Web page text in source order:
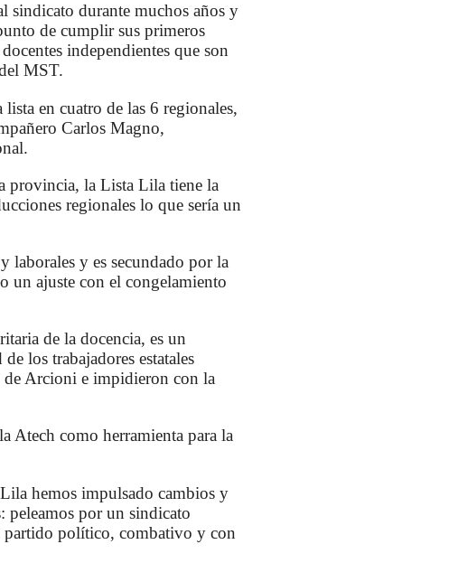
sindicato durante muchos años y
de cumplir sus primeros
independientes que son
MST.
en cuatro de las 6 regionales,
Carlos Magno,
provincia, la Lista Lila tiene la
regionales lo que sería un
laborales y es secundado por la
un ajuste con el congelamiento
de la docencia, es un
los trabajadores estatales
de Arcioni e impidieron con la
Atech como herramienta para la
hemos impulsado cambios y
peleamos por un sindicato
partido político, combativo y con